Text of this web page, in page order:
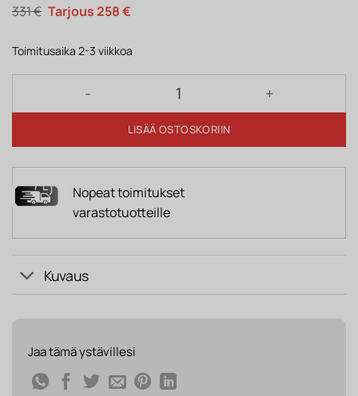
331€ Alkuperäinen
hinta
331 €.
258€Nykyinen
258 €.
Toimitusaika 2-3 viikkoa
Kattovalaisin FRANCESCO antrasiitti määrä
LISÄÄ OSTOSKORIIN
Nopeat toimitukset
varastotuotteille
Kuvaus
Jaa tämä ystävillesi